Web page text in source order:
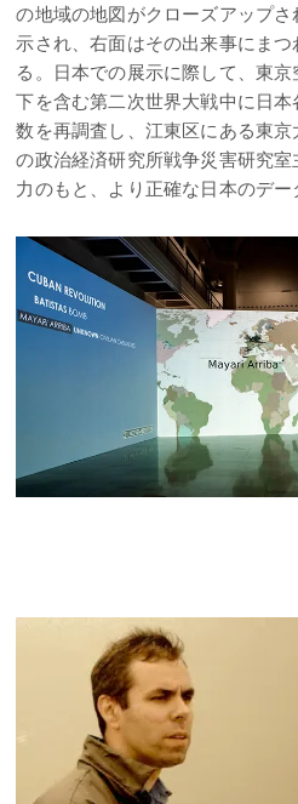
の地域の地図がクローズアップ
示され、右面はその出来事にま
る。日本での展示に際して、東
下を含む第二次世界大戦中に日
数を再調査し、江東区にある東
の政治経済研究所戦争災害研究
力のもと、より正確な日本のデー